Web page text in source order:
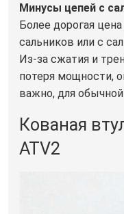
Минусы цепей с
Более дорогая
сальников или с
Из-за сжатия и
потеря мощности,
важно, для
Кованая
ATV2